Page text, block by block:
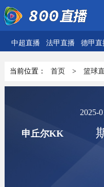
中超直播 法甲直播 德甲直
当前位置： 首页 > 篮球
申丘尔KK
2025-